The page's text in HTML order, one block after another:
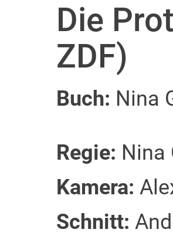
Die
ZDF)
Buch: Nina
Regie: Nina
Kamera:
Schnitt: